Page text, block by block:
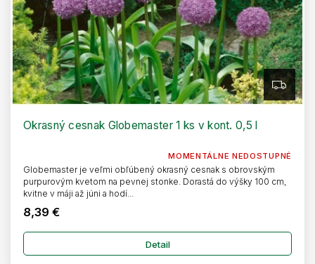
Z
D
Okrasný cesnak Globemaster 1 ks v kont. 0,5 l
MOMENTÁLNE NEDOSTUPNÉ
8,39 €
Detail
Globemaster je veľmi obľúbený okrasný cesnak s obrovským
purpurovým kvetom na pevnej stonke. Dorastá do výšky 100 cm,
kvitne v máji až júni a hodí...